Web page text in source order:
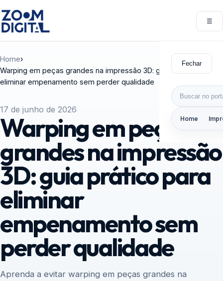
☰
Fechar
Buscar por:
Home
Home›
Warping em peças grandes na impressão 3D: guia prático para
eliminar empenamento sem perder qualidade
17 de junho de 2026
Warping em peças
grandes na impressão
3D: guia prático para
eliminar
empenamento sem
perder qualidade
Aprenda a evitar warping em peças grandes na